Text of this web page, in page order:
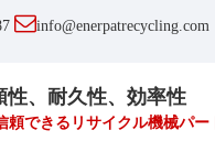
info@enerpatrecycling.com
性、耐久性、効率性
頼できるリサイクル機械パー